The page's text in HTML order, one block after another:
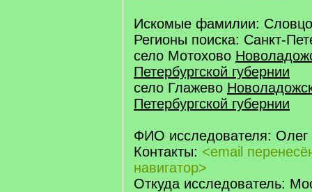
Искомые фамилии:
Регионы поиска: Санкт-
село Мотохово
Петербургской губернии
село Глажево
Петербургской губернии
ФИО исследователя: Олег
Контакты: <email
навигатор>
Откуда исследователь: